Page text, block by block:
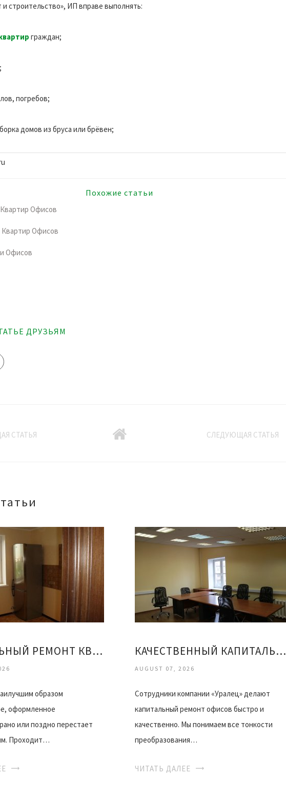
строительство», ИП вправе выполнять:
граждан;
погребов;
домов из бруса или брёвен;
Похожие статьи
Офисов
Офисов
Офисов
ДРУЗЬЯМ
СТАТЬЯ СЛЕДУЮЩАЯ СТАТЬЯ
КАПИТАЛЬНЫЙ РЕМОНТ КВАРТИРЫ ОФИСА
образом
оформленное
или поздно перестает
Проходит…
КАЧЕСТВЕННЫЙ КАПИТАЛЬНЫЙ РЕМОНТ ОФИСОВ
AUGUST 07, 2026
Сотрудники компании «Уралец» делают
капитальный ремонт офисов быстро и
качественно. Мы понимаем все тонкости
преобразования…
ЧИТАТЬ ДАЛЕЕ